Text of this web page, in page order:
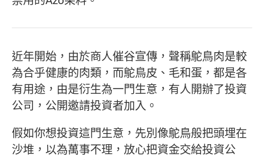
近年開始，由於商人催谷宣傳，聲稱鴕鳥肉是較
為合乎健康的肉類，而鴕鳥皮、毛和蛋，都是各
有用途，由是衍生為一門生意，有人開辦了投資
公司，公開邀請投資者加入。
假如你想投資這門生意，先別像鴕鳥般把頭埋在
沙堆，以為萬事不理，放心把資金交給投資公